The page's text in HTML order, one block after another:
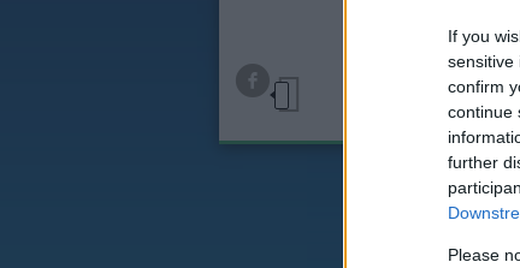
If you
sensitive
confirm
continue
further
Please